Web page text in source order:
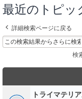
最近のトピッ
詳細検索ページに戻る
検
トライマテリ